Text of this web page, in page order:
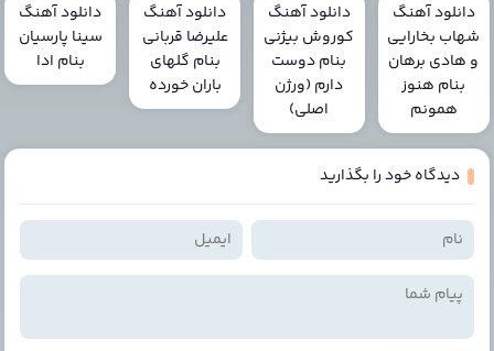
دانلود آهنگ
شهاب بخارایی
و هادی برهان
بنام هنوز
همونم
دانلود آهنگ
کوروش بیژنی
بنام دوست
دارم (ورژن
اصلی)
دانلود آهنگ
علیرضا قربانی
بنام گلهای
باران خورده
دانلود آهنگ
سینا پارسیان
بنام ادا
دیدگاه خود را بگذارید